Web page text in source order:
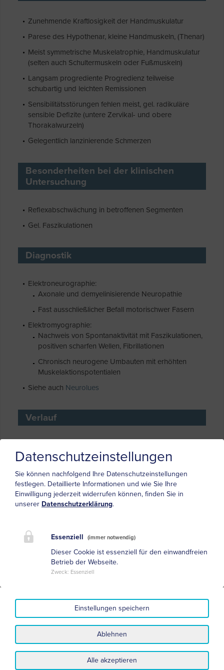
Zunehmende Kraftlosigkeit der Handmuskulatur
Parese des Hypothenar, kleine Handmuskeln, (Thenar)
Meist symmetrische Muskelatrophie, Handmuskulatur
(selten auch Schultermuskeln oder Fußmuskeln)
Langsam progrediente Progredienz teilweise
schubartig und leichten Remissionen
Sensibilitätsstörungen fehlen meist, gel. radikuläre
sensible Defizite (untere Zervikal- und obere
Thorakalwurzeln)
Gelegentlich lanzinierende Schmerzen
Besonderheiten bei der klinischen
Untersuchung
Reflexabschwächung in betroffenen Segmenten
Gel. Faszikulationen
Diagnostik
Elektroneurographie:
Axonale und demyelinisierende Neuropathie
Fast ausschließlicher Befall motorischwer Fasern
Elektromyographie:
Nachweis von Spontanaktivität mit Faszikulationen,
positiven scharfen Wellen, Fibrillationen
Chronisch neurogene Umbauten mit erhöhten
Muskelaktionspotentialen
Siehe auch Neurolues
Verlauf
Differentialdiagnosen
Loge de guyon,Sulcus ulnaris Syndrom
Lateralsklerose, Multifokal motorische Neuropathie,
spinale Muskelatrophien, Syringomyelie,
Amyotrophie
Neurosyphilis, VCH 1987, Hilmar Prange
Impressum
Datenschutzeinstellungen
Sie können nachfolgend Ihre Datenschutzeinstellungen
festlegen. Detaillierte Informationen und wie Sie Ihre
Einwilligung jederzeit widerrufen können, finden Sie in
unserer Datenschutzerklärung.
Essenziell (immer notwendig)
Dieser Cookie ist essenziell für den einwandfreien
Betrieb der Webseite.
Zweck: Essenziell
Ablehnen
Einstellungen speichern
Alle akzeptieren